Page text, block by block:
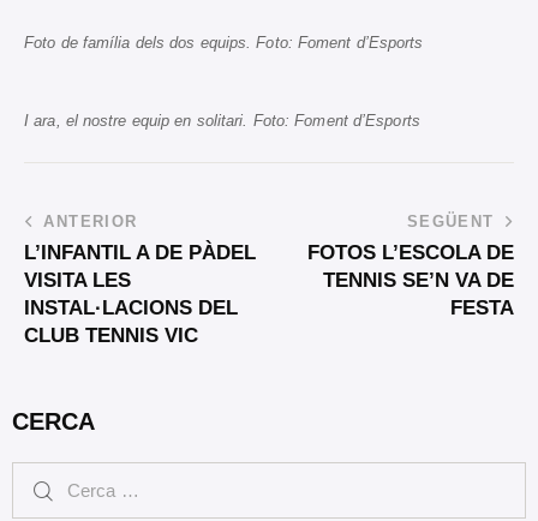
Foto de família dels dos equips. Foto: Foment d’Esports
I ara, el nostre equip en solitari. Foto: Foment d’Esports
ANTERIOR
L’INFANTIL A DE PÀDEL
VISITA LES
INSTAL·LACIONS DEL
CLUB TENNIS VIC
SEGÜENT
FOTOS L’ESCOLA DE
TENNIS SE’N VA DE
FESTA
CERCA